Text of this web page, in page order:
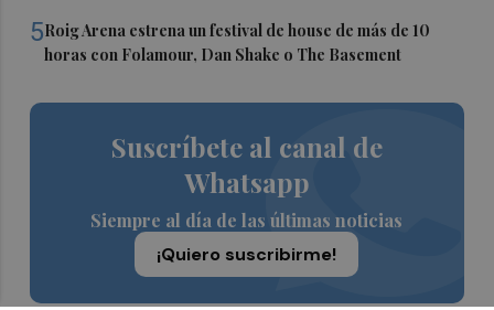
5Roig Arena estrena un festival de house de más de 10
horas con Folamour, Dan Shake o The Basement
Suscríbete al canal de
Whatsapp
Siempre al día de las últimas noticias
¡Quiero suscribirme!